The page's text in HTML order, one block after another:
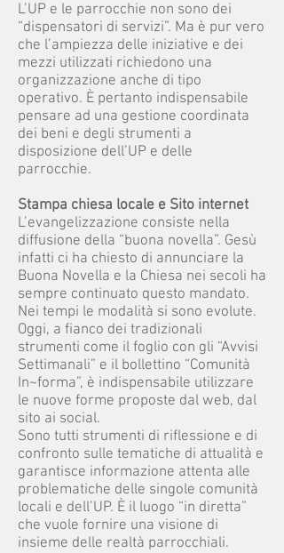
L’UP e le parrocchie non sono dei
“dispensatori di servizi”. Ma è pur vero
che l’ampiezza delle iniziative e dei
mezzi utilizzati richiedono una
organizzazione anche di tipo
operativo. È pertanto indispensabile
pensare ad una gestione coordinata
dei beni e degli strumenti a
disposizione dell’UP e delle
parrocchie.
Stampa chiesa locale e Sito internet
L’evangelizzazione consiste nella
diffusione della “buona novella”. Gesù
infatti ci ha chiesto di annunciare la
Buona Novella e la Chiesa nei secoli ha
sempre continuato questo mandato.
Nei tempi le modalità si sono evolute.
Oggi, a fianco dei tradizionali
strumenti come il foglio con gli “Avvisi
Settimanali” e il bollettino “Comunità
In~forma”, è indispensabile utilizzare
le nuove forme proposte dal web, dal
sito ai social.
Sono tutti strumenti di riflessione e di
confronto sulle tematiche di attualità e
garantisce informazione attenta alle
problematiche delle singole comunità
locali e dell’UP. È il luogo “in diretta”
che vuole fornire una visione di
insieme delle realtà parrocchiali.